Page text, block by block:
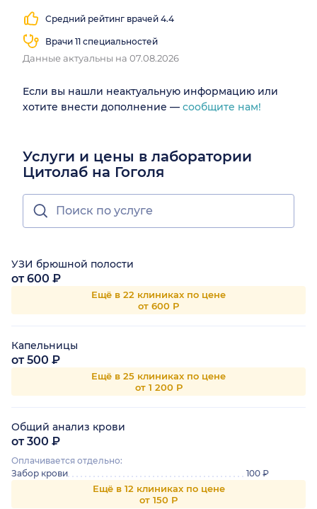
Средний рейтинг врачей 4.4
Врачи 11 специальностей
Данные актуальны на 07.08.2026
Если вы нашли неактуальную информацию или
хотите внести дополнение — сообщите нам!
Услуги и цены в лаборатории
Цитолаб на Гоголя
УЗИ брюшной полости
от 600 ₽
Ещё в 22 клиниках по цене
от 600 Р
Капельницы
от 500 ₽
Ещё в 25 клиниках по цене
от 1 200 Р
Общий анализ крови
от 300 ₽
Оплачивается отдельно:
Забор крови
100 ₽
Ещё в 12 клиниках по цене
от 150 Р